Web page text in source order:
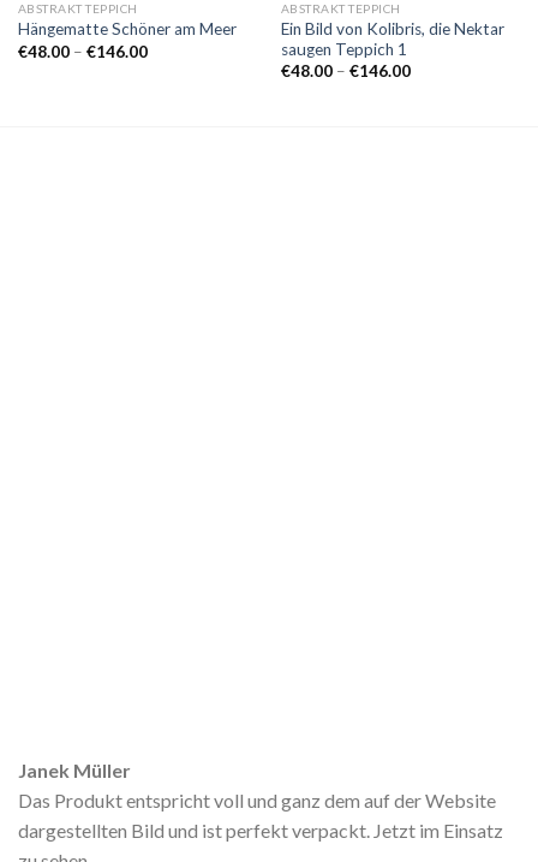
ABSTRAKT TEPPICH
Hängematte Schöner am Meer
€48.00 – €146.00Preisspanne:
ABSTRAKT TEPPICH
Ein Bild von Kolibris, die Nektar
saugen Teppich 1
€48.00 – €146.00Preisspanne:
Janek Müller
Das Produkt entspricht voll und ganz dem auf der Website
dargestellten Bild und ist perfekt verpackt. Jetzt im Einsatz